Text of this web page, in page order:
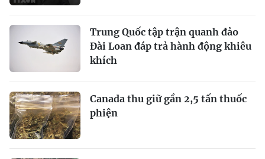
Trung Quốc tập trận quanh đảo
Đài Loan đáp trả hành động khiêu
khích
Canada thu giữ gần 2,5 tấn thuốc
phiện